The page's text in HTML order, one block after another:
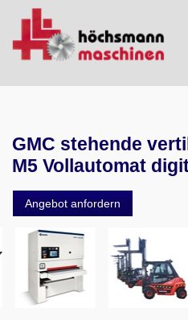
Maschinenankauf
Videos
Service
Wir über uns
GMC stehende
M5 Vollautomat
Angebot anfordern